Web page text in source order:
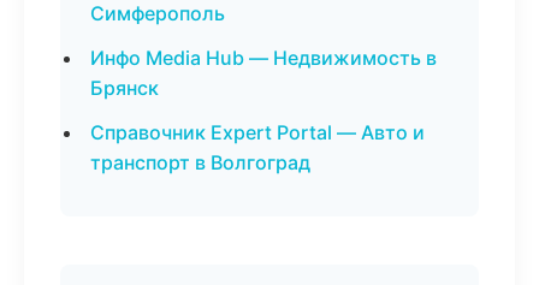
Симферополь
Инфо Media Hub — Недвижимость в
Брянск
Справочник Expert Portal — Авто и
транспорт в Волгоград